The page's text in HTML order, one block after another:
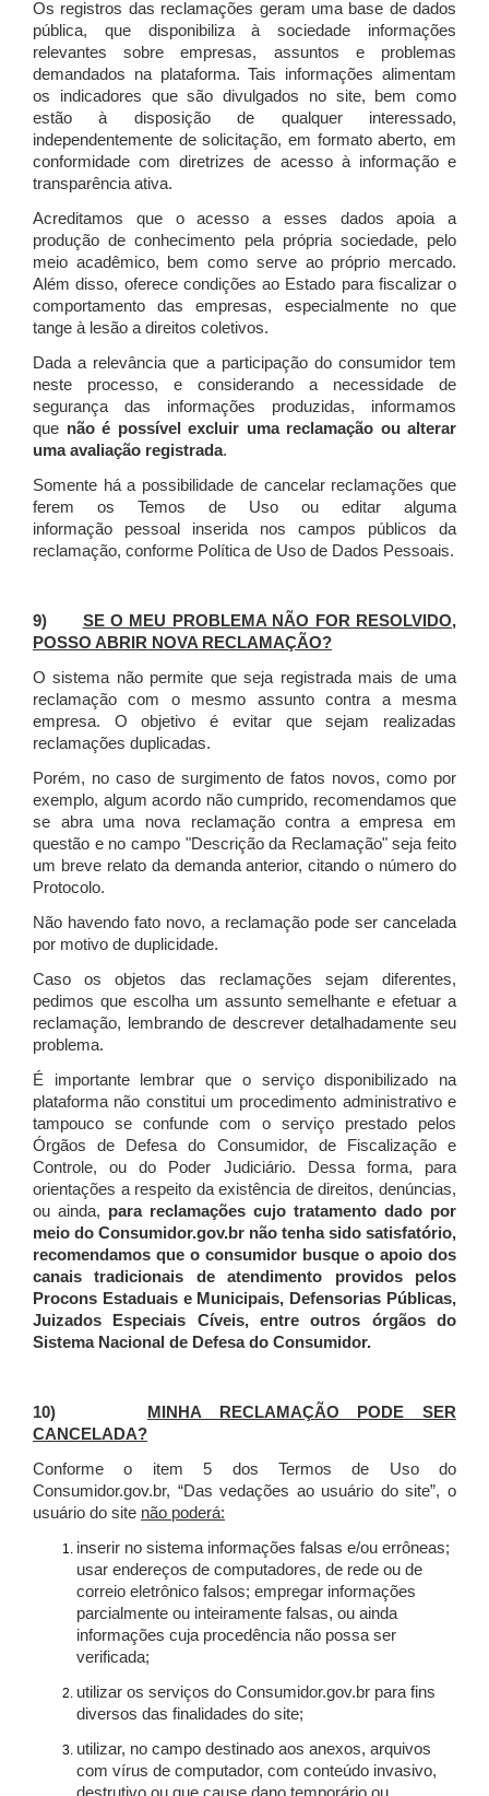
Os registros das reclamações geram uma base de dados
pública, que disponibiliza à sociedade informações
relevantes sobre empresas, assuntos e problemas
demandados na plataforma. Tais informações alimentam
os indicadores que são divulgados no site, bem como
estão à disposição de qualquer interessado,
independentemente de solicitação, em formato aberto, em
conformidade com diretrizes de acesso à informação e
transparência ativa.
Acreditamos que o acesso a esses dados apoia a
produção de conhecimento pela própria sociedade, pelo
meio acadêmico, bem como serve ao próprio mercado.
Além disso, oferece condições ao Estado para fiscalizar o
comportamento das empresas, especialmente no que
tange à lesão a direitos coletivos.
Dada a relevância que a participação do consumidor tem
neste processo, e considerando a necessidade de
segurança das informações produzidas, informamos
que não é possível excluir uma reclamação ou alterar
uma avaliação registrada.
Somente há a possibilidade de cancelar reclamações que
ferem os Temos de Uso ou editar alguma
informação pessoal inserida nos campos públicos da
reclamação, conforme Política de Uso de Dados Pessoais.
9) SE O MEU PROBLEMA NÃO FOR RESOLVIDO,
POSSO ABRIR NOVA RECLAMAÇÃO?
O sistema não permite que seja registrada mais de uma
reclamação com o mesmo assunto contra a mesma
empresa. O objetivo é evitar que sejam realizadas
reclamações duplicadas.
Porém, no caso de surgimento de fatos novos, como por
exemplo, algum acordo não cumprido, recomendamos que
se abra uma nova reclamação contra a empresa em
questão e no campo "Descrição da Reclamação" seja feito
um breve relato da demanda anterior, citando o número do
Protocolo.
Não havendo fato novo, a reclamação pode ser cancelada
por motivo de duplicidade.
Caso os objetos das reclamações sejam diferentes,
pedimos que escolha um assunto semelhante e efetuar a
reclamação, lembrando de descrever detalhadamente seu
problema.
É importante lembrar que o serviço disponibilizado na
plataforma não constitui um procedimento administrativo e
tampouco se confunde com o serviço prestado pelos
Órgãos de Defesa do Consumidor, de Fiscalização e
Controle, ou do Poder Judiciário. Dessa forma, para
orientações a respeito da existência de direitos, denúncias,
ou ainda, para reclamações cujo tratamento dado por
meio do Consumidor.gov.br não tenha sido satisfatório,
recomendamos que o consumidor busque o apoio dos
canais tradicionais de atendimento providos pelos
Procons Estaduais e Municipais, Defensorias Públicas,
Juizados Especiais Cíveis, entre outros órgãos do
Sistema Nacional de Defesa do Consumidor.
10)
MINHA RECLAMAÇÃO PODE SER
CANCELADA?
Conforme o item 5 dos Termos de Uso do
Consumidor.gov.br, “Das vedações ao usuário do site”, o
usuário do site não poderá:
inserir no sistema informações falsas e/ou errôneas;
usar endereços de computadores, de rede ou de
correio eletrônico falsos; empregar informações
parcialmente ou inteiramente falsas, ou ainda
informações cuja procedência não possa ser
verificada;
utilizar os serviços do Consumidor.gov.br para fins
diversos das finalidades do site;
utilizar, no campo destinado aos anexos, arquivos
com vírus de computador, com conteúdo invasivo,